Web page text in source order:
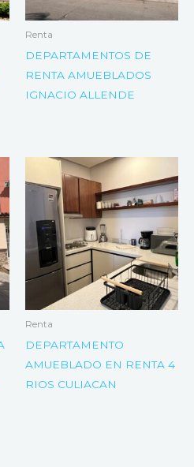
Renta
DEPARTAMENTOS DE
RENTA AMUEBLADOS
IGNACIO ALLENDE
Renta
DEPARTAMENTO
AMUEBLADO EN RENTA 4
RIOS CULIACAN